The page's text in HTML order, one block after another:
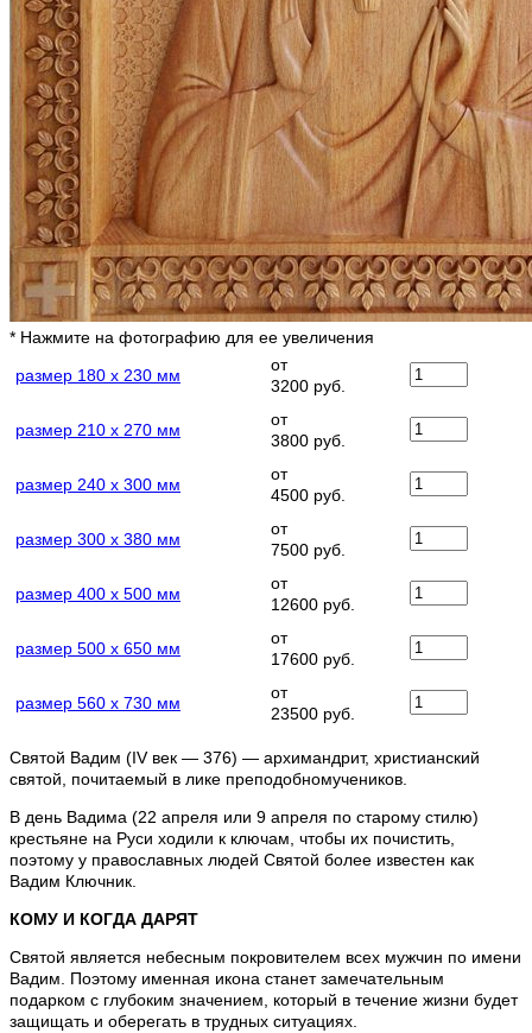
* Нажмите на фотографию для ее увеличения
размер 180 х 230 мм
от
3200 руб.
размер 210 х 270 мм
от
3800 руб.
размер 240 х 300 мм
от
4500 руб.
размер 300 х 380 мм
от
7500 руб.
размер 400 х 500 мм
от
12600 руб.
размер 500 х 650 мм
от
17600 руб.
размер 560 х 730 мм
от
23500 руб.
Святой Вадим (IV век — 376) — архимандрит, христианский
святой, почитаемый в лике преподобномучеников.
В день Вадима (22 апреля или 9 апреля по старому стилю)
крестьяне на Руси ходили к ключам, чтобы их почистить,
поэтому у православных людей Святой более известен как
Вадим Ключник.
КОМУ И КОГДА ДАРЯТ
Святой является небесным покровителем всех мужчин по имени
Вадим. Поэтому именная икона станет замечательным
подарком с глубоким значением, который в течение жизни будет
защищать и оберегать в трудных ситуациях.